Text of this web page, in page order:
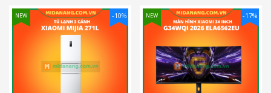
-10%
NEW -17%
NEW